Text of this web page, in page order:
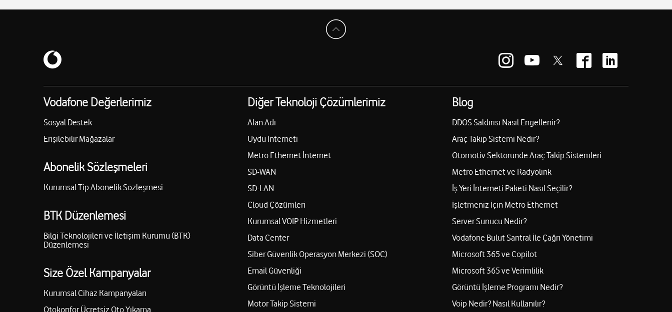
Vodafone Değerlerimiz
Sosyal Destek
Erişilebilir Mağazalar
Abonelik Sözleşmeleri
Kurumsal Tip Abonelik Sözleşmesi
BTK Düzenlemesi
Bilgi Teknolojileri ve İletişim Kurumu (BTK)
Düzenlemesi
Size Özel Kampanyalar
Kurumsal Cihaz Kampanyaları
Otokonfor Ücretsiz Oto Yıkama
Diğer Teknoloji Çözümlerimiz
Alan Adı
Uydu İnterneti
Metro Ethernet İnternet
SD-WAN
SD-LAN
Cloud Çözümleri
Kurumsal VOIP Hizmetleri
Data Center
Siber Güvenlik Operasyon Merkezi (SOC)
Email Güvenliği
Görüntü İşleme Teknolojileri
Motor Takip Sistemi
Blog
DDOS Saldırısı Nasıl Engellenir?
Araç Takip Sistemi Nedir?
Otomotiv Sektöründe Araç Takip Sistemleri
Metro Ethernet ve Radyolink
İş Yeri İnterneti Paketi Nasıl Seçilir?
İşletmeniz İçin Metro Ethernet
Server Sunucu Nedir?
Vodafone Bulut Santral İle Çağrı Yönetimi
Microsoft 365 ve Copilot
Microsoft 365 ve Verimlilik
Görüntü İşleme Programı Nedir?
Voip Nedir? Nasıl Kullanılır?